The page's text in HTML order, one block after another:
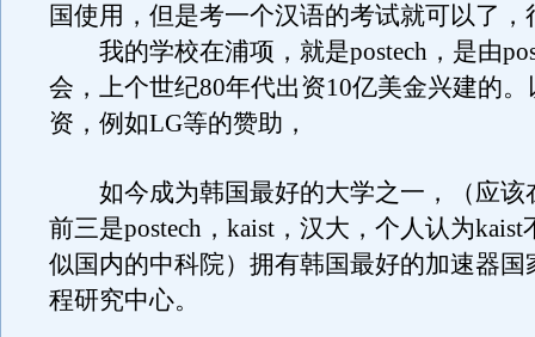
国使用，但是考一个汉语的考试就可以了，
我的学校在浦项，就是postech，是由
会，上个世纪80年代出资10亿美金兴建的
资，例如LG等的赞助，
如今成为韩国最好的大学之一，（应该
前三是postech，kaist，汉大，个人认为
似国内的中科院）拥有韩国最好的加速器国
程研究中心。